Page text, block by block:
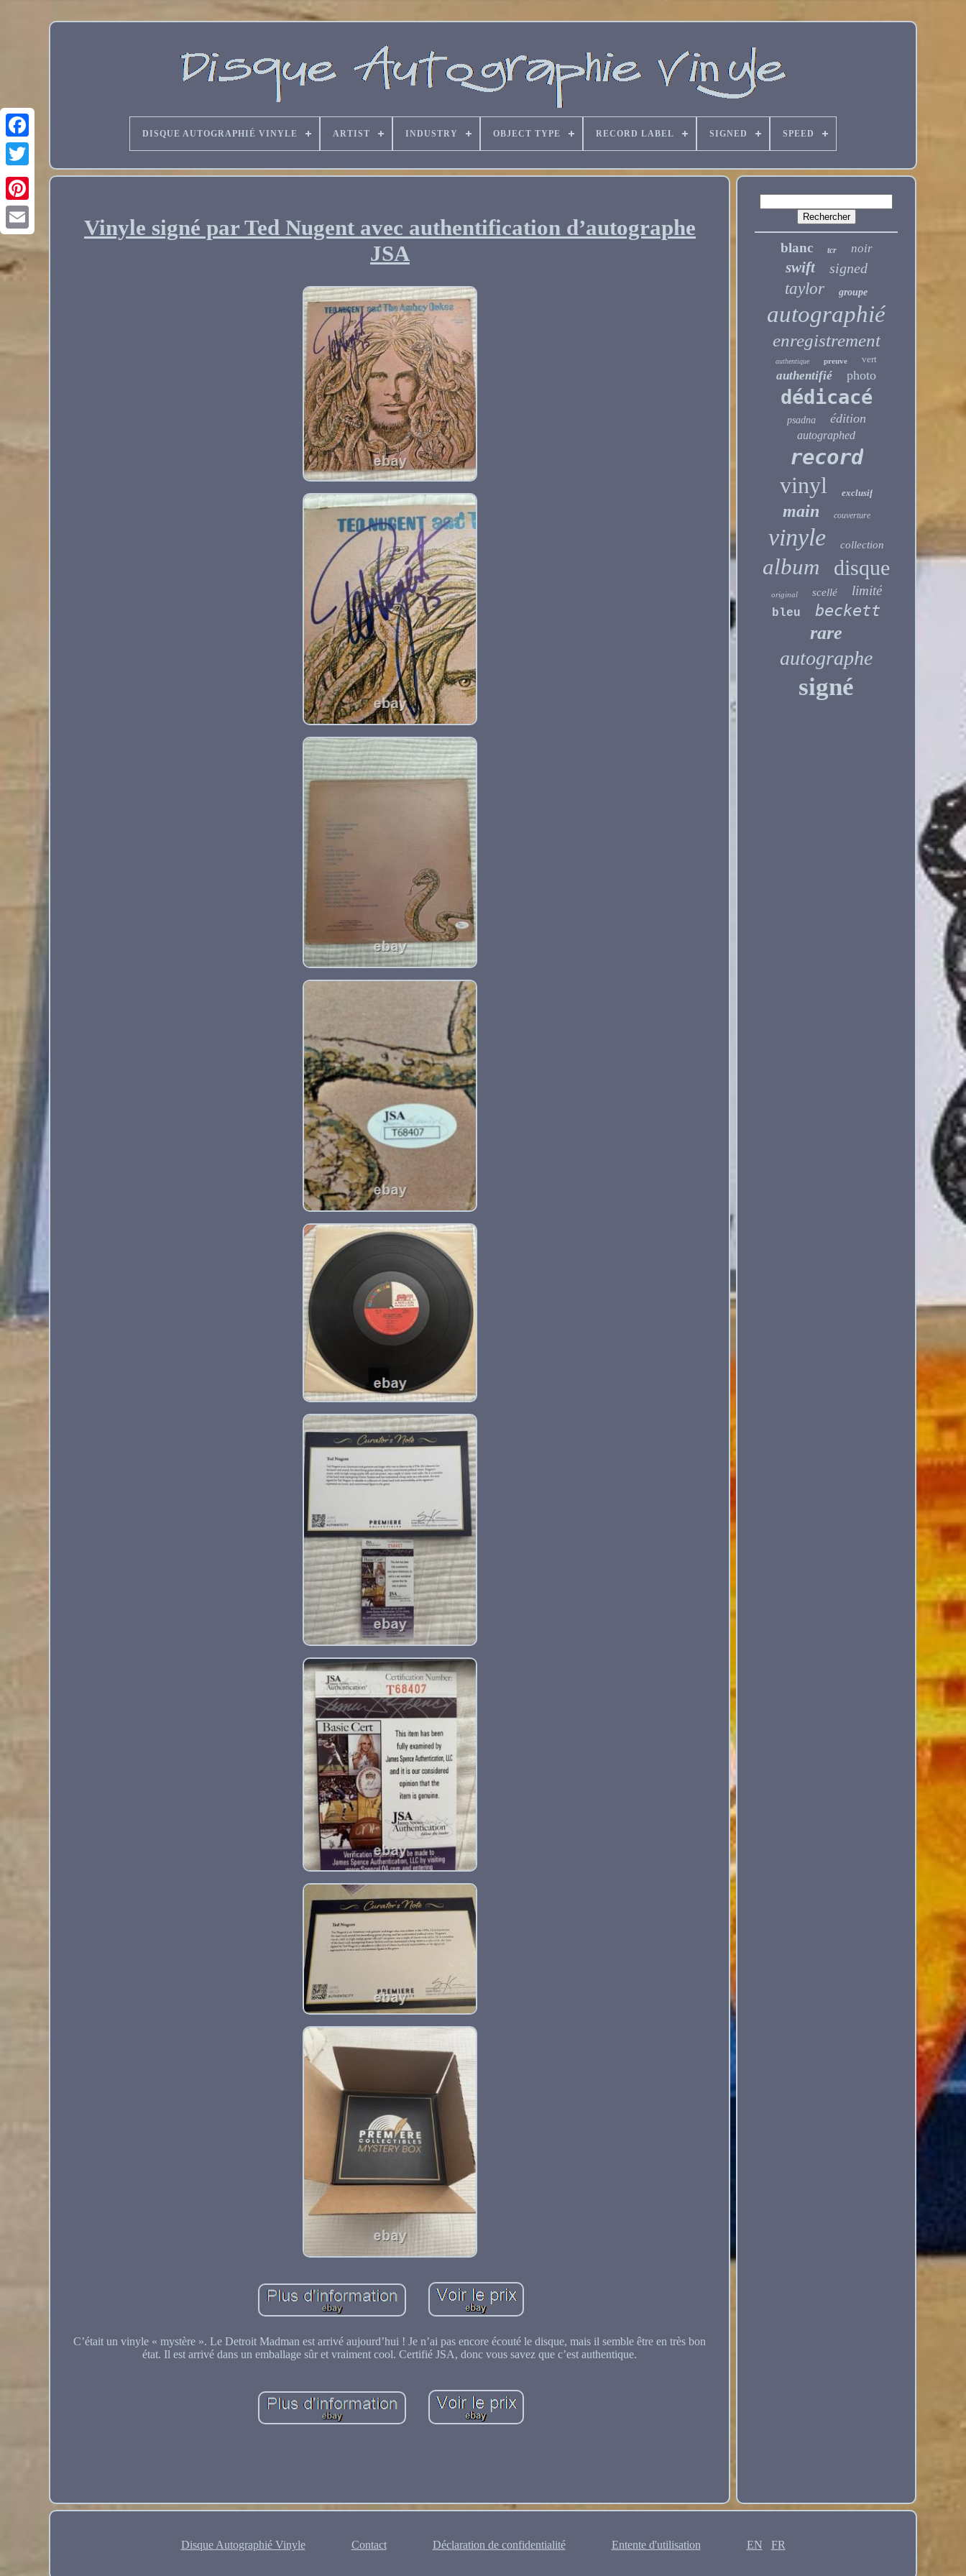
DISQUE AUTOGRAPHIÉ VINYLE ARTIST INDUSTRY OBJECT TYPE RECORD LABEL SIGNED SPEED
Vinyle signé par Ted Nugent avec authentification d’autographe
JSA
C’était un vinyle « mystère ». Le Detroit Madman est arrivé aujourd’hui ! Je n’ai pas encore écouté le disque, mais il semble être en très bon
état. Il est arrivé dans un emballage sûr et vraiment cool. Certifié JSA, donc vous savez que c’est authentique.
blanc tcr noir
swift signed
taylor groupe
autographié
enregistrement
authentique preuve vert
authentifié photo
dédicacé
psadna édition
autographed
record
vinyl exclusif
main couverture
vinyle collection
album disque
original scellé limité
bleu beckett
rare
autographe
signé
Disque Autographié Vinyle Contact Déclaration de confidentialité Entente d'utilisation EN FR